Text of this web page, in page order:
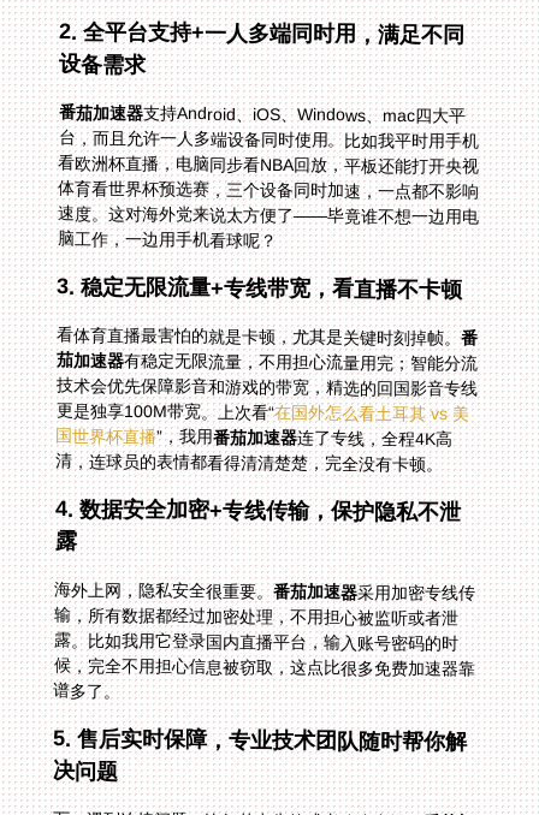
2. 全平台支持+一人多端同时用，满足不同
设备需求
番茄加速器支持Android、iOS、Windows、mac四大平
台，而且允许一人多端设备同时使用。比如我平时用手机
看欧洲杯直播，电脑同步看NBA回放，平板还能打开央视
体育看世界杯预选赛，三个设备同时加速，一点都不影响
速度。这对海外党来说太方便了——毕竟谁不想一边用电
脑工作，一边用手机看球呢？
3. 稳定无限流量+专线带宽，看直播不卡顿
看体育直播最害怕的就是卡顿，尤其是关键时刻掉帧。番
茄加速器有稳定无限流量，不用担心流量用完；智能分流
技术会优先保障影音和游戏的带宽，精选的回国影音专线
更是独享100M带宽。上次看“在国外怎么看土耳其 vs 美
国世界杯直播”，我用番茄加速器连了专线，全程4K高
清，连球员的表情都看得清清楚楚，完全没有卡顿。
4. 数据安全加密+专线传输，保护隐私不泄
露
海外上网，隐私安全很重要。番茄加速器采用加密专线传
输，所有数据都经过加密处理，不用担心被监听或者泄
露。比如我用它登录国内直播平台，输入账号密码的时
候，完全不用担心信息被窃取，这点比很多免费加速器靠
谱多了。
5. 售后实时保障，专业技术团队随时帮你解
决问题